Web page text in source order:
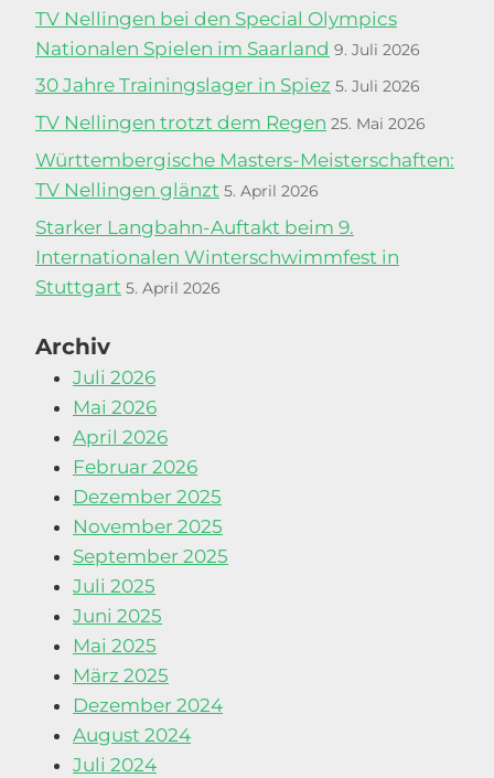
TV Nellingen bei den Special Olympics
Nationalen Spielen im Saarland 9. Juli 2026
30 Jahre Trainingslager in Spiez 5. Juli 2026
TV Nellingen trotzt dem Regen 25. Mai 2026
Württembergische Masters-Meisterschaften:
TV Nellingen glänzt 5. April 2026
Starker Langbahn-Auftakt beim 9.
Internationalen Winterschwimmfest in
Stuttgart 5. April 2026
Archiv
Juli 2026
Mai 2026
April 2026
Februar 2026
Dezember 2025
November 2025
September 2025
Juli 2025
Juni 2025
Mai 2025
März 2025
Dezember 2024
August 2024
Juli 2024